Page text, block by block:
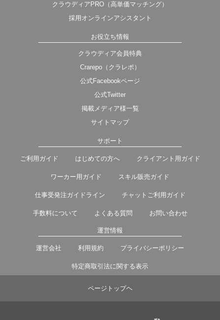
クラウディアPRO（高単価マッチング）
採用オンラインアシスタント
お役立ち情報
クラウディア会員特典
Crarepo（クラレポ）
公式Facebookページ
公式Twitter
掲載メディア様一覧
サイトマップ
サポート
ご利用ガイド はじめての方へ クライアント用ガイド
ワーカー用ガイド スキル販売ガイド
仕事受発注ガイドライン チャットご利用ガイド
手数料について よくある質問 お問い合わせ
運営情報
運営会社 利用規約 プライバシーポリシー
特定商取引法に関する表示
ページトップヘ